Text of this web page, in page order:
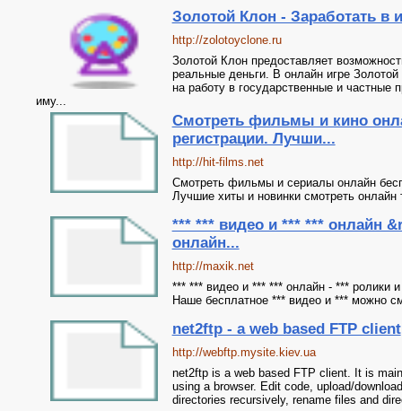
Золотой Клон - Заработать в
http://zolotoyclone.ru
Золотой Клон предоставляет
реальные деньги. В онлайн игре
на работу в государственные и частные
иму...
Смотреть фильмы и кино
регистрации. Лучши...
http://hit-films.net
Смотреть фильмы и сериалы онлайн
Лучшие хиты и новинки смотреть онлайн
*** *** видео и *** *** онлайн
онлайн...
http://maxik.net
*** *** видео и *** *** онлайн - *** ролики
Наше бесплатное *** видео и *** можно
net2ftp - a web based FTP client
http://webftp.mysite.kiev.ua
net2ftp is a web based FTP client. It is
using a browser. Edit code, upload/
directories recursively, rename files and